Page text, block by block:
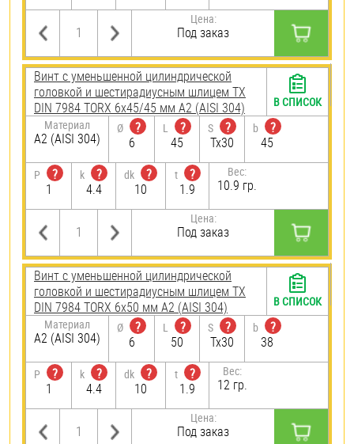
Цена:
Под заказ
Винт с уменьшенной цилиндрической
головкой и шестирадиусным шлицем TX
DIN 7984 TORX 6х45/45 мм А2 (AISI 304)
Материал
А2 (AISI 304)
Ø
?
6
L
?
45
S
?
Tx30
b
?
45
P
?
1
k
?
4.4
dk
?
10
t
?
1.9
Вес:
10.9 гр.
Цена:
Под заказ
В СПИСОК
Винт с уменьшенной цилиндрической
головкой и шестирадиусным шлицем TX
DIN 7984 TORX 6х50 мм А2 (AISI 304)
Материал
А2 (AISI 304)
Ø
?
6
L
?
50
S
?
Tx30
b
?
38
P
?
1
k
?
4.4
dk
?
10
t
?
1.9
Вес:
12 гр.
Цена:
Под заказ
В СПИСОК